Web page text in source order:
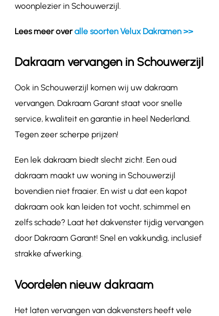
woonplezier in Schouwerzijl.
Lees meer overalle soorten Velux Dakramen >>
Dakraam vervangen in Schouwerzijl
Ook in Schouwerzijl komen wij uw dakraam
vervangen. Dakraam Garant staat voor snelle
service, kwaliteit en garantie in heel Nederland.
Tegen zeer scherpe prijzen!
Een lek dakraam biedt slecht zicht. Een oud
dakraam maakt uw woning in Schouwerzijl
bovendien niet fraaier. En wist u dat een kapot
dakraam ook kan leiden tot vocht, schimmel en
zelfs schade? Laat het dakvenster tijdig vervangen
door Dakraam Garant! Snel en vakkundig, inclusief
strakke afwerking.
Voordelen nieuw dakraam
Het laten vervangen van dakvensters heeft vele